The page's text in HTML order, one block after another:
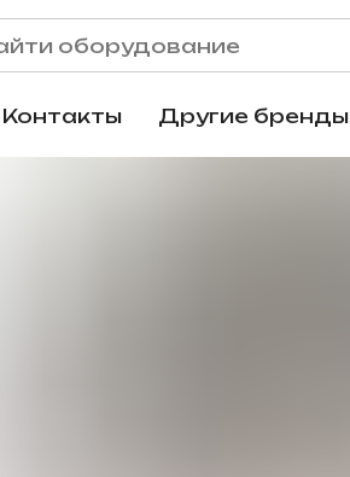
Контакты Другие бренды